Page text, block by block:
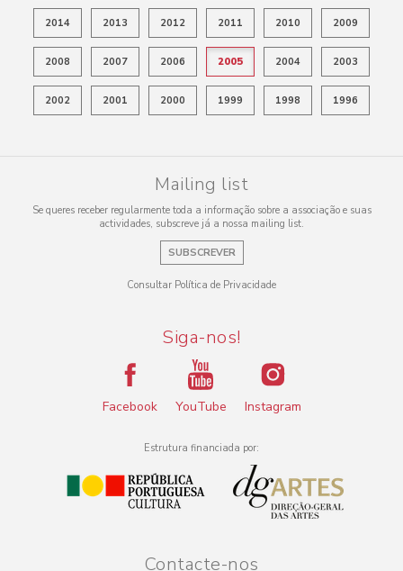
2014 2013 2012 2011 2010 2009
2008 2007 2006 2005 2004 2003
2002 2001 2000 1999 1998 1996
Mailing list
Se queres receber regularmente toda a informação sobre a associação e suas
actividades, subscreve já a nossa mailing list.
SUBSCREVER
Consultar Política de Privacidade
Siga-nos!
Facebook YouTube Instagram
Estrutura financiada por:
Contacte-nos